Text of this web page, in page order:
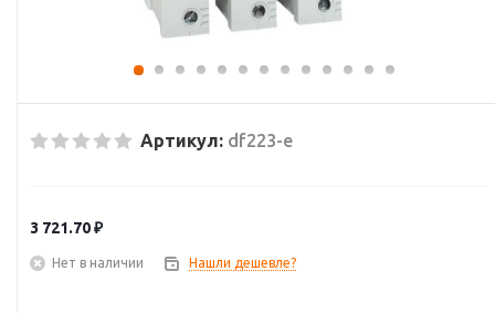
Артикул: df223-e
3 721.70₽
Нет в наличии Нашли дешевле?